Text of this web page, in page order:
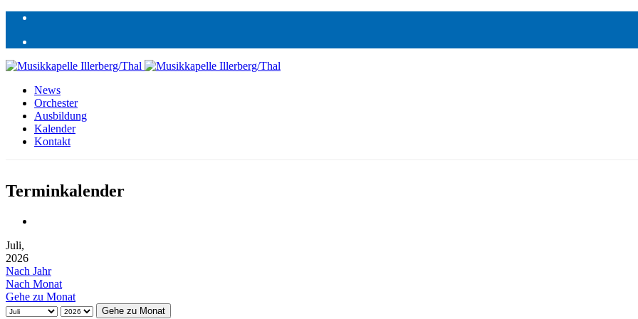
News
Orchester
Ausbildung
Kalender
Kontakt
Terminkalender
Juli,
2026
Nach Jahr
Nach Monat
Gehe zu Monat
Gehe zu Monat